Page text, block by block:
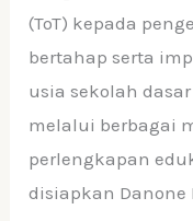
(ToT) kepada
bertahap serta
usia sekolah
melalui berbagai
perlengkapan
disiapkan Danone